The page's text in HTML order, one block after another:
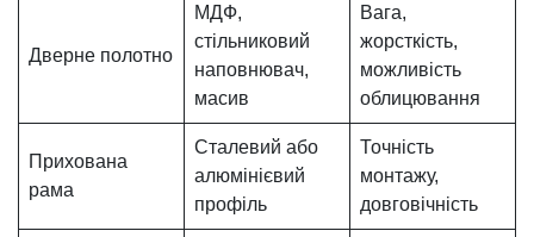
Дверне полотно
МДФ,
стільниковий
наповнювач,
масив
Вага,
жорсткість,
можливість
облицювання
Прихована
рама
Сталевий або
алюмінієвий
профіль
Точність
монтажу,
довговічність